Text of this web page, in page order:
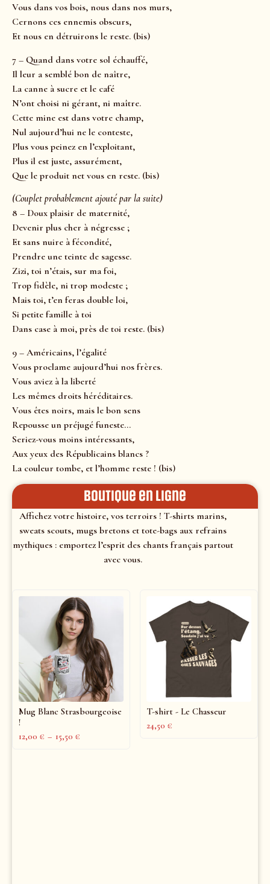
Vous dans vos bois, nous dans nos murs,
Cernons ces ennemis obscurs,
Et nous en détruirons le reste. (bis)
7 – Quand dans votre sol échauffé,
Il leur a semblé bon de naître,
La canne à sucre et le café
N’ont choisi ni gérant, ni maître.
Cette mine est dans votre champ,
Nul aujourd’hui ne le conteste,
Plus vous peinez en l’exploitant,
Plus il est juste, assurément,
Que le produit net vous en reste. (bis)
(Couplet probablement ajouté par la suite)
8 – Doux plaisir de maternité,
Devenir plus cher à négresse ;
Et sans nuire à fécondité,
Prendre une teinte de sagesse.
Zizi, toi n’étais, sur ma foi,
Trop fidèle, ni trop modeste ;
Mais toi, t’en feras double loi,
Si petite famille à toi
Dans case à moi, près de toi reste. (bis)
9 – Américains, l’égalité
Vous proclame aujourd’hui nos frères.
Vous aviez à la liberté
Les mêmes droits héréditaires.
Vous êtes noirs, mais le bon sens
Repousse un préjugé funeste…
Seriez-vous moins intéressants,
Aux yeux des Républicains blancs ?
La couleur tombe, et l’homme reste ! (bis)
Boutique en ligne
Affichez votre histoire, vos terroirs ! T-shirts marins,
sweats scouts, mugs bretons et tote-bags aux refrains
mythiques : emportez l’esprit des chants français partout
avec vous.
Mug Blanc Strasbourgeoise
!
12,00 € – 15,50 €
T-shirt - Le Chasseur
24,50 €